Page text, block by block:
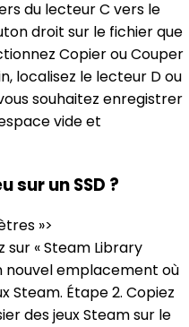
du lecteur C vers le
droit sur le fichier que
Copier ou Couper
localisez le lecteur D ou
souhaitez enregistrer
vide et
sur un SSD ?
»>
sur « Steam Library
nouvel emplacement où
Steam. Étape 2. Copiez
des jeux Steam sur le